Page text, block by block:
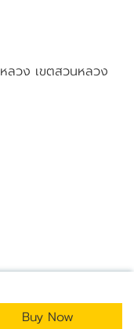
Buy Now
ลวง เขตสวนหลวง